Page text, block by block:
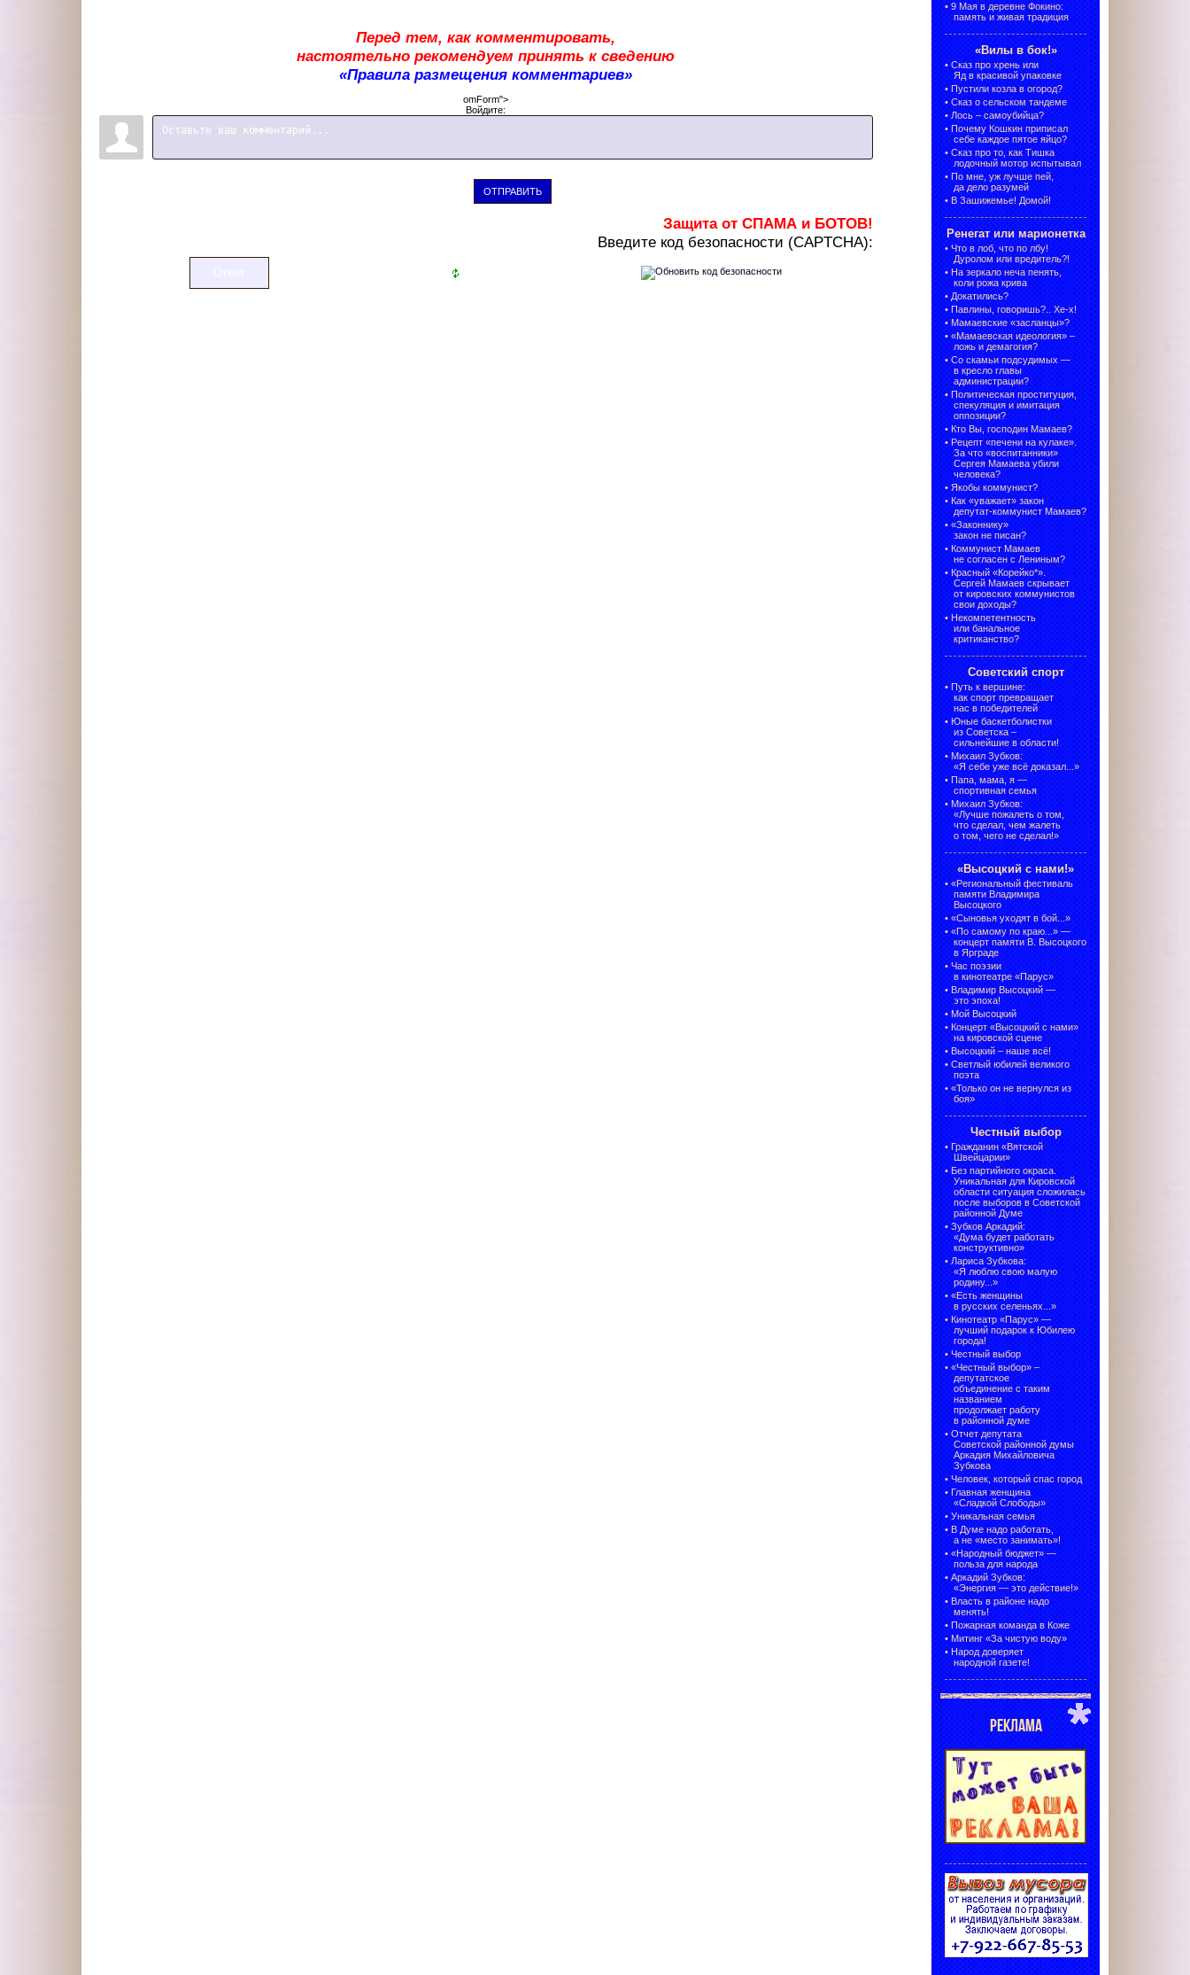
Перед тем, как комментировать,
настоятельно рекомендуем принять к сведению
«Правила размещения комментариев»
omForm">
Войдите:
ОТПРАВИТЬ
Защита от СПАМА и БОТОВ!
Введите код безопасности (CAPTCHA):
• 9 Мая в деревне Фокино:
память и живая традиция
«Вилы в бок!»
• Сказ про хрень или
Яд в красивой упаковке
• Пустили козла в огород?
• Сказ о сельском тандеме
• Лось – самоубийца?
• Почему Кошкин приписал
себе каждое пятое яйцо?
• Сказ про то, как Тишка
лодочный мотор испытывал
• По мне, уж лучше пей,
да дело разумей
• В Зашижемье! Домой!
Ренегат или марионетка
• Что в лоб, что по лбу!
Дуролом или вредитель?!
• На зеркало неча пенять,
коли рожа крива
• Докатились?
• Павлины, говоришь?.. Хе-х!
• Мамаевские «засланцы»?
• «Мамаевская идеология» –
ложь и демагогия?
• Со скамьи подсудимых —
в кресло главы
администрации?
• Политическая проституция,
спекуляция и имитация
оппозиции?
• Кто Вы, господин Мамаев?
• Рецепт «печени на кулаке».
За что «воспитанники»
Сергея Мамаева убили
человека?
• Якобы коммунист?
• Как «уважает» закон
депутат-коммунист Мамаев?
• «Законнику»
закон не писан?
• Коммунист Мамаев
не согласен с Лениным?
• Красный «Корейко*».
Сергей Мамаев скрывает
от кировских коммунистов
свои доходы?
• Некомпетентность
или банальное
критиканство?
Советский спорт
• Путь к вершине:
как спорт превращает
нас в победителей
• Юные баскетболистки
из Советска –
сильнейшие в области!
• Михаил Зубков:
«Я себе уже всё доказал...»
• Папа, мама, я —
спортивная семья
• Михаил Зубков:
«Лучше пожалеть о том,
что сделал, чем жалеть
о том, чего не сделал!»
«Высоцкий с нами!»
• «Региональный фестиваль
памяти Владимира
Высоцкого
• «Сыновья уходят в бой...»
• «По самому по краю...» —
концерт памяти В. Высоцкого
в Ярграде
• Час поэзии
в кинотеатре «Парус»
• Владимир Высоцкий —
это эпоха!
• Мой Высоцкий
• Концерт «Высоцкий с нами»
на кировской сцене
• Высоцкий – наше всё!
• Светлый юбилей великого
поэта
• «Только он не вернулся из
боя»
Честный выбор
• Гражданин «Вятской
Швейцарии»
• Без партийного окраса.
Уникальная для Кировской
области ситуация сложилась
после выборов в Советской
районной Думе
• Зубков Аркадий:
«Дума будет работать
конструктивно»
• Лариса Зубкова:
«Я люблю свою малую
родину...»
• «Есть женщины
в русских селеньях...»
• Кинотеатр «Парус» —
лучший подарок к Юбилею
города!
• Честный выбор
• «Честный выбор» –
депутатское
объединение с таким
названием
продолжает работу
в районной думе
• Отчет депутата
Советской районной думы
Аркадия Михайловича
Зубкова
• Человек, который спас город
• Главная женщина
«Сладкой Слободы»
• Уникальная семья
• В Думе надо работать,
а не «место занимать»!
• «Народный бюджет» —
польза для народа
• Аркадий Зубков:
«Энергия — это действие!»
• Власть в районе надо
менять!
• Пожарная команда в Коже
• Митинг «За чистую воду»
• Народ доверяет
народной газете!
РЕКЛАМА